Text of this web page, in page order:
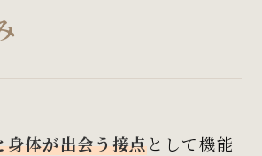
身体が出会う接点として機能